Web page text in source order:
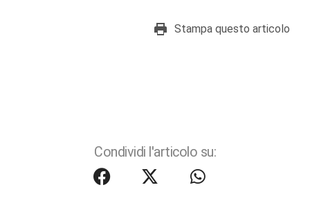
Stampa questo articolo
Condividi l'articolo su: